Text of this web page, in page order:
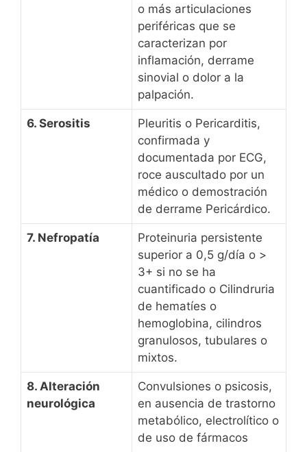
o más articulaciones
periféricas que se
caracterizan por
inflamación, derrame
sinovial o dolor a la
palpación.
6. Serositis
Pleuritis o Pericarditis,
confirmada y
documentada por ECG,
roce auscultado por un
médico o demostración
de derrame Pericárdico.
7. Nefropatía
Proteinuria persistente
superior a 0,5 g/día o >
3+ si no se ha
cuantificado o Cilindruria
de hematíes o
hemoglobina, cilindros
granulosos, tubulares o
mixtos.
8. Alteración
neurológica
Convulsiones o psicosis,
en ausencia de trastorno
metabólico, electrolítico o
de uso de fármacos